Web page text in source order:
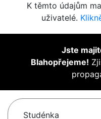
K těmto údajům
uživatelé.
Jste
Blahopřejeme!
Studénka